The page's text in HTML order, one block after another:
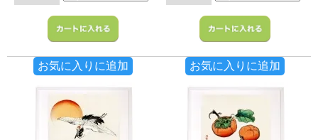
お気に入りに追加 お気に入りに追加